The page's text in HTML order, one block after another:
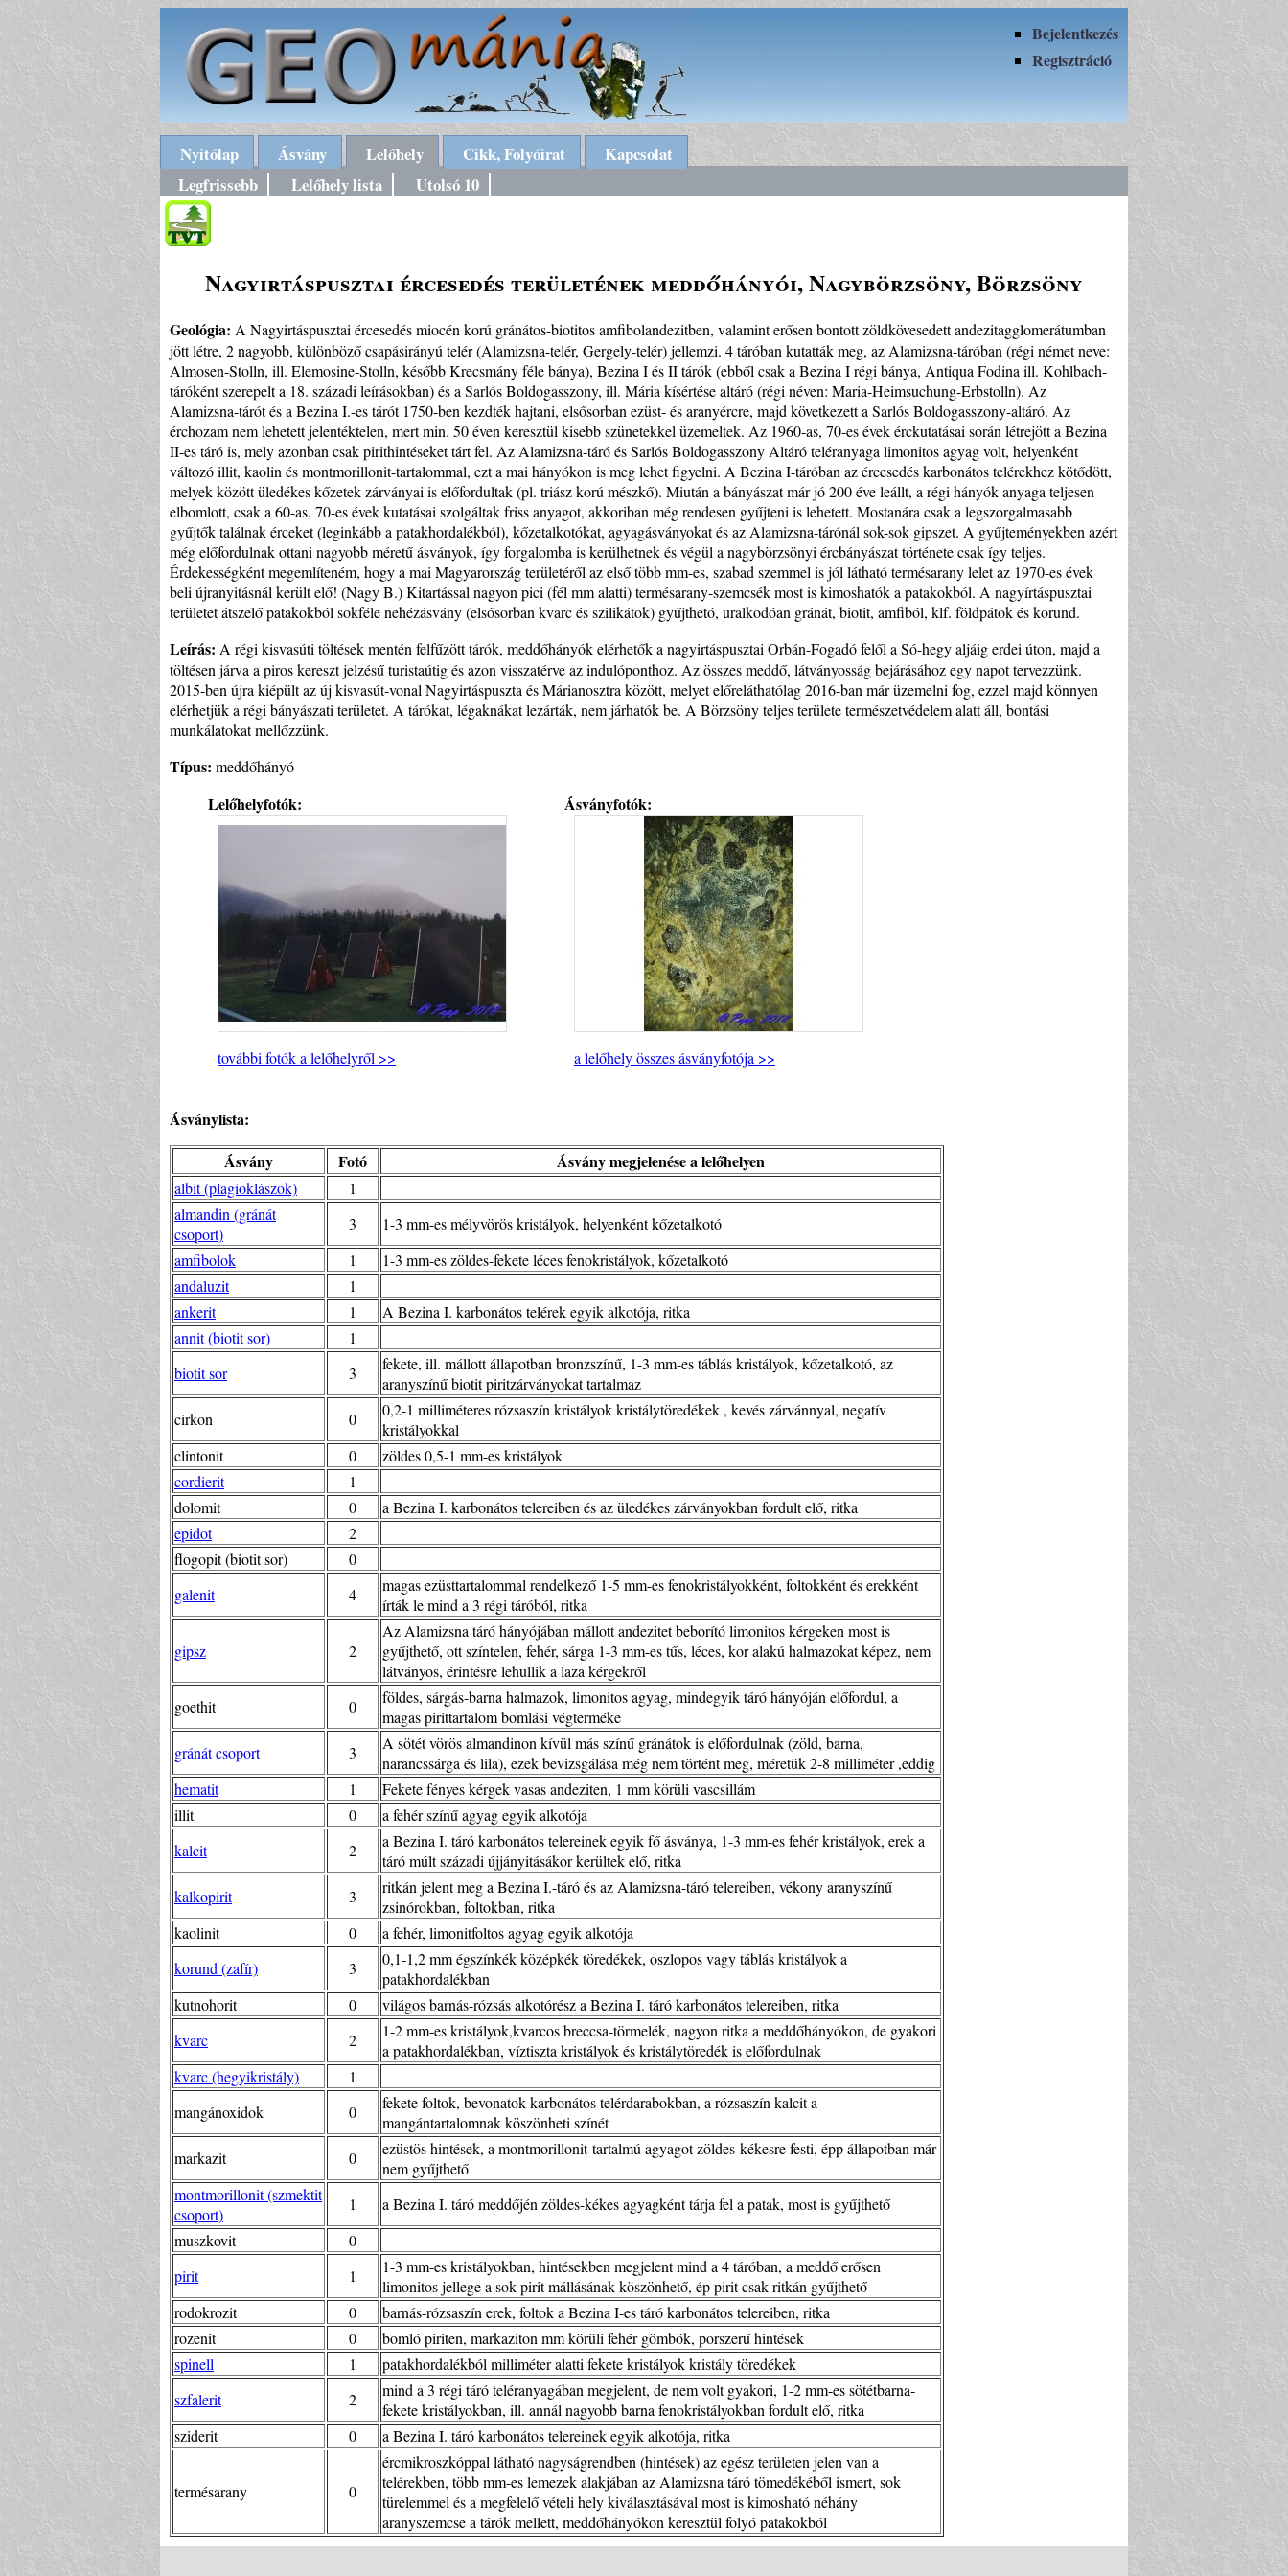
Bejelentkezés
Regisztráció
Nyitólap Ásvány Lelőhely Cikk, Folyóirat
Kapcsolat
Legfrissebb
Lelőhely lista Utolsó 10
Nagyirtáspusztai ércesedés területének meddőhányói, Nagybörzsöny, Börzsöny
Geológia: A Nagyirtáspusztai ércesedés miocén korú gránátos-biotitos amfibolandezitben, valamint erősen bontott zöldkövesedett andezitagglomerátumban
jött létre, 2 nagyobb, különböző csapásirányú telér (Alamizsna-telér, Gergely-telér) jellemzi. 4 táróban kutatták meg, az Alamizsna-táróban (régi német neve:
Almosen-Stolln, ill. Elemosine-Stolln, később Krecsmány féle bánya), Bezina I és II tárók (ebből csak a Bezina I régi bánya, Antiqua Fodina ill. Kohlbach-
táróként szerepelt a 18. századi leírásokban) és a Sarlós Boldogasszony, ill. Mária kísértése altáró (régi néven: Maria-Heimsuchung-Erbstolln). Az
Alamizsna-tárót és a Bezina I.-es tárót 1750-ben kezdték hajtani, elsősorban ezüst- és aranyércre, majd következett a Sarlós Boldogasszony-altáró. Az
érchozam nem lehetett jelentéktelen, mert min. 50 éven keresztül kisebb szünetekkel üzemeltek. Az 1960-as, 70-es évek érckutatásai során létrejött a Bezina
II-es táró is, mely azonban csak pirithintéseket tárt fel. Az Alamizsna-táró és Sarlós Boldogasszony Altáró teléranyaga limonitos agyag volt, helyenként
változó illit, kaolin és montmorillonit-tartalommal, ezt a mai hányókon is meg lehet figyelni. A Bezina I-táróban az ércesedés karbonátos telérekhez kötődött,
melyek között üledékes kőzetek zárványai is előfordultak (pl. triász korú mészkő). Miután a bányászat már jó 200 éve leállt, a régi hányók anyaga teljesen
elbomlott, csak a 60-as, 70-es évek kutatásai szolgáltak friss anyagot, akkoriban még rendesen gyűjteni is lehetett. Mostanára csak a legszorgalmasabb
gyűjtők találnak érceket (leginkább a patakhordalékból), kőzetalkotókat, agyagásványokat és az Alamizsna-tárónál sok-sok gipszet. A gyűjteményekben azért
még előfordulnak ottani nagyobb méretű ásványok, így forgalomba is kerülhetnek és végül a nagybörzsönyi ércbányászat története csak így teljes.
Érdekességként megemlíteném, hogy a mai Magyarország területéről az első több mm-es, szabad szemmel is jól látható termésarany lelet az 1970-es évek
beli újranyitásnál került elő! (Nagy B.) Kitartással nagyon pici (fél mm alatti) termésarany-szemcsék most is kimoshatók a patakokból. A nagyírtáspusztai
területet átszelő patakokból sokféle nehézásvány (elsősorban kvarc és szilikátok) gyűjthetó, uralkodóan gránát, biotit, amfiból, klf. földpátok és korund.
Leírás: A régi kisvasúti töltések mentén felfűzött tárók, meddőhányók elérhetők a nagyirtáspusztai Orbán-Fogadó felől a Só-hegy aljáig erdei úton, majd a
töltésen járva a piros kereszt jelzésű turistaútig és azon visszatérve az indulóponthoz. Az összes meddő, látványosság bejárásához egy napot tervezzünk.
2015-ben újra kiépült az új kisvasút-vonal Nagyirtáspuszta és Márianosztra között, melyet előreláthatólag 2016-ban már üzemelni fog, ezzel majd könnyen
elérhetjük a régi bányászati területet. A tárókat, légaknákat lezárták, nem járhatók be. A Börzsöny teljes területe természetvédelem alatt áll, bontási
munkálatokat mellőzzünk.
Típus: meddőhányó
Lelőhelyfotók:
további fotók a lelőhelyről >>
Ásványfotók:
a lelőhely összes ásványfotója >>
Ásványlista:
Ásvány
Fotó Ásvány megjelenése a lelőhelyen
albit (plagioklászok)
1
almandin (gránát
csoport)
3
1-3 mm-es mélyvörös kristályok, helyenként kőzetalkotó
amfibolok
1
1-3 mm-es zöldes-fekete léces fenokristályok, kőzetalkotó
andaluzit
1
ankerit
1
A Bezina I. karbonátos telérek egyik alkotója, ritka
annit (biotit sor)
1
biotit sor
3
fekete, ill. mállott állapotban bronzszínű, 1-3 mm-es táblás kristályok, kőzetalkotó, az
aranyszínű biotit piritzárványokat tartalmaz
cirkon
0
0,2-1 milliméteres rózsaszín kristályok kristálytöredékek , kevés zárvánnyal, negatív
kristályokkal
clintonit
0
zöldes 0,5-1 mm-es kristályok
cordierit
1
dolomit
0
a Bezina I. karbonátos telereiben és az üledékes zárványokban fordult elő, ritka
epidot
2
flogopit (biotit sor)
0
galenit
4
magas ezüsttartalommal rendelkező 1-5 mm-es fenokristályokként, foltokként és erekként
írták le mind a 3 régi táróból, ritka
gipsz 2
Az Alamizsna táró hányójában mállott andezitet beborító limonitos kérgeken most is
gyűjthető, ott színtelen, fehér, sárga 1-3 mm-es tűs, léces, kor alakú halmazokat képez, nem
látványos, érintésre lehullik a laza kérgekről
goethit
0
földes, sárgás-barna halmazok, limonitos agyag, mindegyik táró hányóján előfordul, a
magas pirittartalom bomlási végterméke
gránát csoport
3
A sötét vörös almandinon kívül más színű gránátok is előfordulnak (zöld, barna,
narancssárga és lila), ezek bevizsgálása még nem történt meg, méretük 2-8 milliméter ,eddig
hematit
1
Fekete fényes kérgek vasas andeziten, 1 mm körüli vascsillám
illit
0
a fehér színű agyag egyik alkotója
kalcit
2
a Bezina I. táró karbonátos telereinek egyik fő ásványa, 1-3 mm-es fehér kristályok, erek a
táró múlt századi újjányitásákor kerültek elő, ritka
kalkopirit
3
ritkán jelent meg a Bezina I.-táró és az Alamizsna-táró telereiben, vékony aranyszínű
zsinórokban, foltokban, ritka
kaolinit
0
a fehér, limonitfoltos agyag egyik alkotója
korund (zafír)
3
0,1-1,2 mm égszínkék középkék töredékek, oszlopos vagy táblás kristályok a
patakhordalékban
kutnohorit
0
világos barnás-rózsás alkotórész a Bezina I. táró karbonátos telereiben, ritka
kvarc
2
1-2 mm-es kristályok,kvarcos breccsa-törmelék, nagyon ritka a meddőhányókon, de gyakori
a patakhordalékban, víztiszta kristályok és kristálytöredék is előfordulnak
kvarc (hegyikristály)
1
mangánoxidok
0
fekete foltok, bevonatok karbonátos telérdarabokban, a rózsaszín kalcit a
mangántartalomnak köszönheti színét
markazit
0
ezüstös hintések, a montmorillonit-tartalmú agyagot zöldes-kékesre festi, épp állapotban már
nem gyűjthető
montmorillonit (szmektit
csoport)
1
a Bezina I. táró meddőjén zöldes-kékes agyagként tárja fel a patak, most is gyűjthető
muszkovit
0
pirit
1
1-3 mm-es kristályokban, hintésekben megjelent mind a 4 táróban, a meddő erősen
limonitos jellege a sok pirit mállásának köszönhető, ép pirit csak ritkán gyűjthető
rodokrozit
0
barnás-rózsaszín erek, foltok a Bezina I-es táró karbonátos telereiben, ritka
rozenit
0
bomló piriten, markaziton mm körüli fehér gömbök, porszerű hintések
spinell
1
patakhordalékból milliméter alatti fekete kristályok kristály töredékek
szfalerit
2
mind a 3 régi táró teléranyagában megjelent, de nem volt gyakori, 1-2 mm-es sötétbarna-
fekete kristályokban, ill. annál nagyobb barna fenokristályokban fordult elő, ritka
sziderit
0 a Bezina I. táró karbonátos telereinek egyik alkotója, ritka
termésarany 0
ércmikroszkóppal látható nagyságrendben (hintések) az egész területen jelen van a
telérekben, több mm-es lemezek alakjában az Alamizsna táró tömedékéből ismert, sok
türelemmel és a megfelelő vételi hely kiválasztásával most is kimosható néhány
aranyszemcse a tárók mellett, meddőhányókon keresztül folyó patakokból